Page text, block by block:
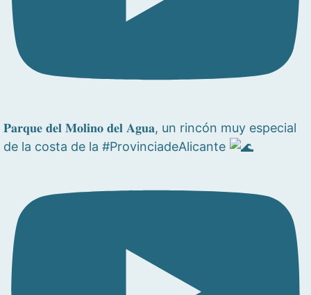
𝐏𝐚𝐫𝐪𝐮𝐞 𝐝𝐞𝐥 𝐌𝐨𝐥𝐢𝐧𝐨 𝐝𝐞𝐥 𝐀𝐠𝐮𝐚, un rincón muy especial
de la costa de la #ProvinciadeAlicante